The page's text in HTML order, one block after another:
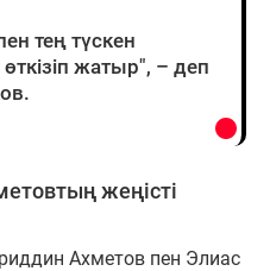
тең түскен
жатыр", – деп
жеңісті
Ахметов пен Элиас